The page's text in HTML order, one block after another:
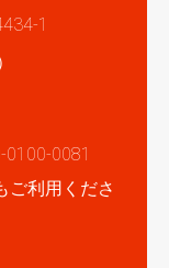
1
0081
ご利用くださ